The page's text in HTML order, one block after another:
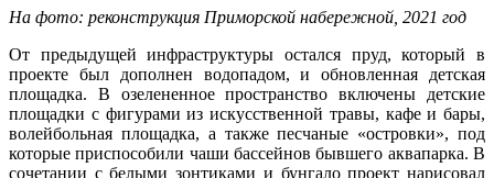
На фото: реконструкция Приморской набережной, 2021 год
От предыдущей инфраструктуры остался пруд, который в
проекте был дополнен водопадом, и обновленная детская
площадка. В озелененное пространство включены детские
площадки с фигурами из искусственной травы, кафе и бары,
волейбольная площадка, а также песчаные «островки», под
которые приспособили чаши бассейнов бывшего аквапарка. В
сочетании с белыми зонтиками и бунгало проект нарисовал